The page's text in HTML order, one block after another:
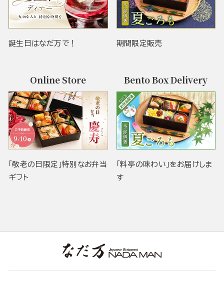
誕生日はなだ万で！ 期間限定販売
Online Store
「敬老の日限定」特別なお弁当
ギフト
Bento Box Delivery
「料亭の味わい」をお届けしま
す